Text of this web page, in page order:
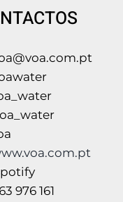
976 161